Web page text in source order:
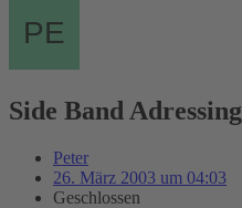
Side Band Adressing
Peter
26. März 2003 um 04:03
Geschlossen